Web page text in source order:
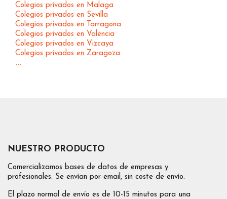
Colegios privados en Malaga
Colegios privados en Sevilla
Colegios privados en Tarragona
Colegios privados en Valencia
Colegios privados en Vizcaya
Colegios privados en Zaragoza
...
NUESTRO PRODUCTO
Comercializamos bases de datos de empresas y
profesionales. Se envían por email, sin coste de envío.
El plazo normal de envío es de 10-15 minutos para una